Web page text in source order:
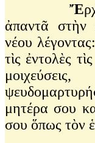
Ἔ
ἀπαντᾶ στὴν
νέου
τὶς ἐντολὲς
μητέρα σου
σου ὅπως τὸν